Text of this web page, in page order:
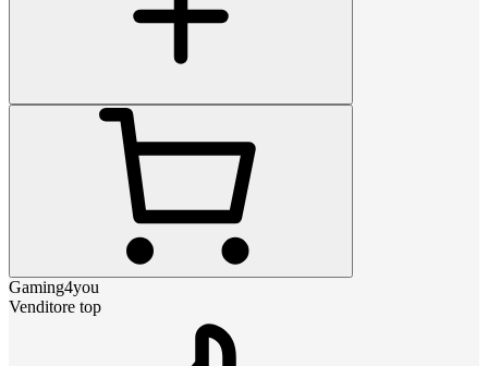
Gaming4you
Venditore top